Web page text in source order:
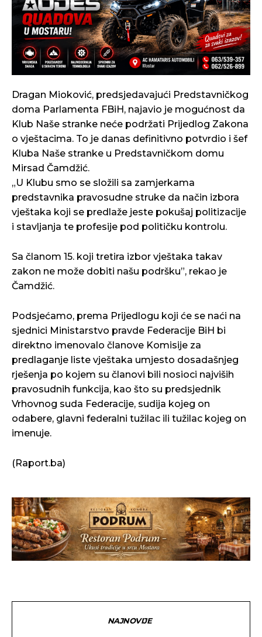
Dragan Mioković, predsjedavajući Predstavničkog
doma Parlamenta FBiH, najavio je mogućnost da
Klub Naše stranke neće podržati Prijedlog Zakona
o vještacima. To je danas definitivno potvrdio i šef
Kluba Naše stranke u Predstavničkom domu
Mirsad Čamdžić.
„U Klubu smo se složili sa zamjerkama
predstavnika pravosudne struke da način izbora
vještaka koji se predlaže jeste pokušaj politizacije
i stavljanja te profesije pod političku kontrolu.
Sa članom 15. koji tretira izbor vještaka takav
zakon ne može dobiti našu podršku”, rekao je
Čamdžić.
Podsjećamo, prema Prijedlogu koji će se naći na
sjednici Ministarstvo pravde Federacije BiH bi
direktno imenovalo članove Komisije za
predlaganje liste vještaka umjesto dosadašnjeg
rješenja po kojem su članovi bili nosioci najviših
pravosudnih funkcija, kao što su predsjednik
Vrhovnog suda Federacije, sudija kojeg on
odabere, glavni federalni tužilac ili tužilac kojeg on
imenuje.
(Raport.ba)
NAJNOVIJE